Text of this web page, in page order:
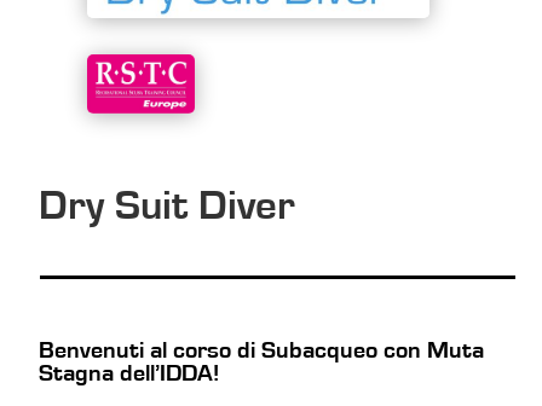
Dry Suit Diver
Benvenuti al corso di Subacqueo con Muta
Stagna dell’IDDA!